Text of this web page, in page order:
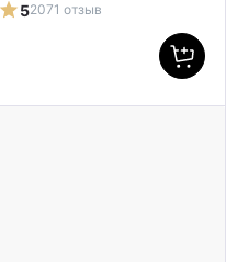
52071 отзыв